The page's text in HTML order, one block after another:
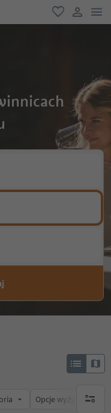
ulubione
link
Opcje wyżywieniabrak